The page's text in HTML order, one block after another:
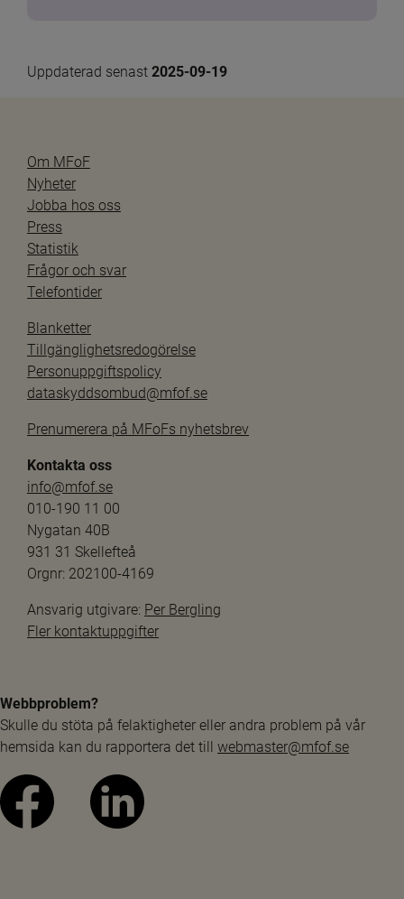
Uppdaterad senast 2025-09-19
Om MFoF
Nyheter
Jobba hos oss
Press
Statistik
Frågor och svar
Telefontider
Blanketter
Tillgänglighetsredogörelse
Personuppgiftspolicy
dataskyddsombud@mfof.se
Prenumerera på MFoFs nyhetsbrev
Kontakta oss
info@mfof.se
010-190 11 00
Nygatan 40B
931 31 Skellefteå
Orgnr: 202100-4169
Ansvarig utgivare: Per Bergling
Fler kontaktuppgifter
Webbproblem?
Skulle du stöta på felaktigheter eller andra problem på vår
hemsida kan du rapportera det till webmaster@mfof.se